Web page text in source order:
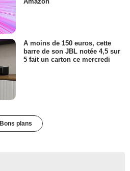
A moins de 150 euros, cette
barre de son JBL notée 4,5 sur
5 fait un carton ce mercredi
Bons plans